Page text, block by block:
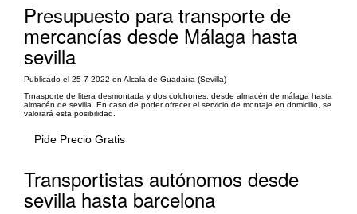
Presupuesto para transporte de
mercancías desde Málaga hasta
sevilla
Publicado el 25-7-2022 en Alcalá de Guadaíra (Sevilla)
Trnasporte de litera desmontada y dos colchones, desde almacén de málaga hasta
almacén de sevilla. En caso de poder ofrecer el servicio de montaje en domicilio, se
valorará esta posibilidad.
Pide Precio Gratis
Transportistas autónomos desde
sevilla hasta barcelona